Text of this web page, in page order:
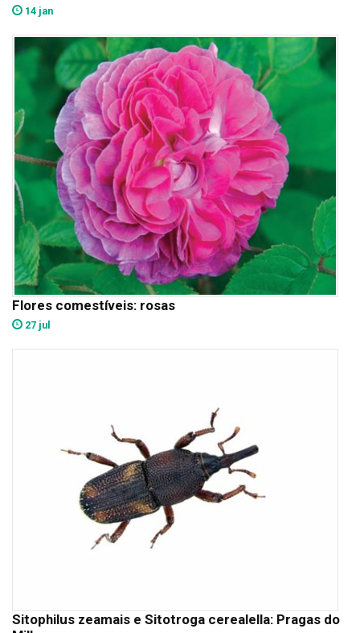
14 jan
Flores comestíveis: rosas
27 jul
Sitophilus zeamais e Sitotroga cerealella: Pragas do